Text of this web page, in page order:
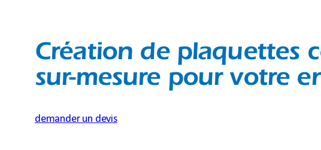
Création de plaquettes
sur-mesure pour votre
demander un devis